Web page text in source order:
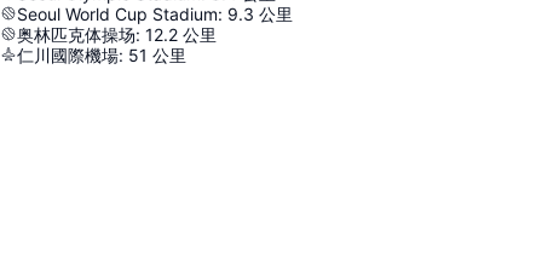
Seoul World Cup Stadium: 9.3 公里
奥林匹克体操场: 12.2 公里
仁川國際機場: 51 公里